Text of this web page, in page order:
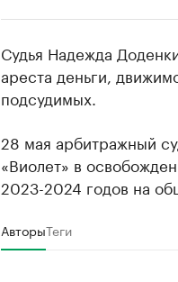
Крупнейшие
Ознакомьтесь с информацией в
Судья Надежда
ареста деньги,
подсудимых.
28 мая арбитражный
«Виолет» в
2023-2024 годов на
АвторыТеги